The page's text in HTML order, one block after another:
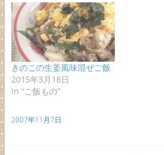
きのこの生姜風味混ぜご飯
2015年3月18日
In “ご飯もの”
2007年11月7日